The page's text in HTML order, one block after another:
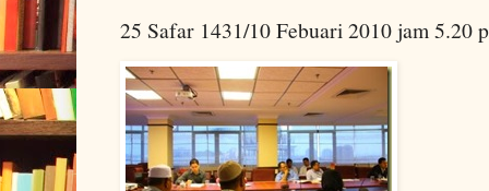
25 Safar 1431/10 Febuari 2010 jam 5.20